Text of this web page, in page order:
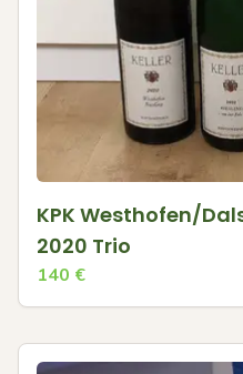
KPK Westhofen/
2020 Trio
140 €